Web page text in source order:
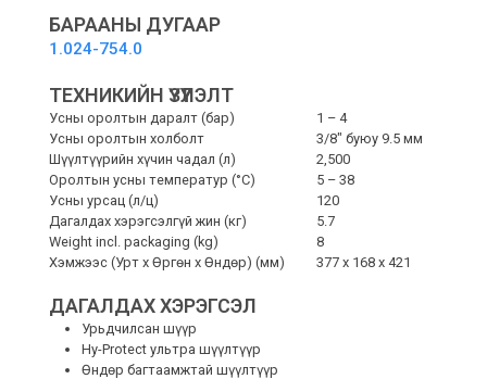
БАРААНЫ ДУГААР
1.024-754.0
ТЕХНИКИЙН ҮЗҮҮЛЭЛТ
Усны оролтын даралт (бар)
1 – 4
Усны оролтын холболт
3/8″ буюу 9.5 мм
Шүүлтүүрийн хүчин чадал (л)
2,500
Оролтын усны температур (°C)
5 – 38
Усны урсац (л/ц)
120
Дагалдах хэрэгсэлгүй жин (кг)
5.7
Weight incl. packaging (kg)
8
Хэмжээс (Урт x Өргөн x Өндөр) (мм)
377 x 168 x 421
ДАГАЛДАХ ХЭРЭГСЭЛ
Урьдчилсан шүүр
Hy-Protect ультра шүүлтүүр
Өндөр багтаамжтай шүүлтүүр